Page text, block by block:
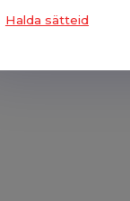
Halda sätteid